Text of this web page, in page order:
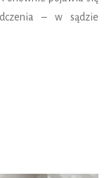
– w sądzie